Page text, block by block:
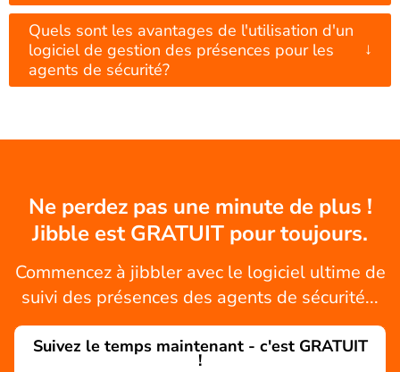
Quels sont les avantages de l'utilisation d'un
logiciel de gestion des présences pour les
agents de sécurité?
↓
Ne perdez pas une minute de plus !
Jibble est GRATUIT pour toujours.
Commencez à jibbler avec le logiciel ultime de
suivi des présences des agents de sécurité...
Suivez le temps maintenant - c'est GRATUIT
!